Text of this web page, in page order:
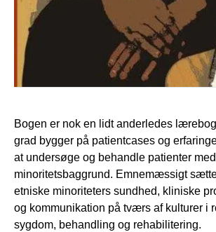
Bogen er nok en lidt anderledes
grad bygger på patientcases og
at undersøge og behandle patienter
minoritetsbaggrund. Emnemæssigt
etniske minoriteters sundhed, kliniske
og kommunikation på tværs af kulturer i
sygdom, behandling og rehabilitering.